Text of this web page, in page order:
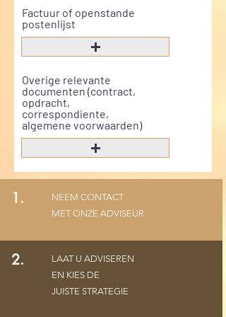
Factuur of openstande
postenlijst
Overige relevante
documenten (contract,
opdracht,
correspondiente,
algemene voorwaarden)
1.
NEEM CONTACT
MET ONZE ADVISEUR
2.
LAAT U ADVISEREN
EN KIES DE
JUISTE STRATEGIE